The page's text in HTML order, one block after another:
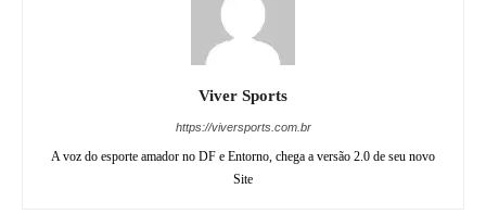
Viver Sports
https://viversports.com.br
A voz do esporte amador no DF e Entorno, chega a versão 2.0 de seu novo
Site